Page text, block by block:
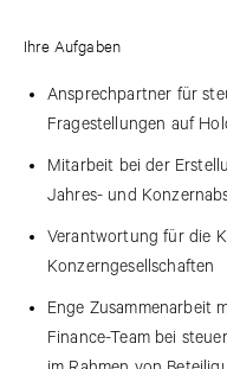
Ihre Aufgaben
Ansprechpartner für
Fragestellungen auf
Mitarbeit bei der
Jahres- und
Verantwortung für die
Konzerngesellschaften
Enge Zusammenarbeit
Finance-Team bei